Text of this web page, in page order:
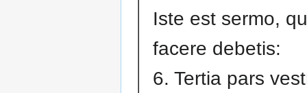
Iste est sermo,
facere debetis:
6. Tertia pars